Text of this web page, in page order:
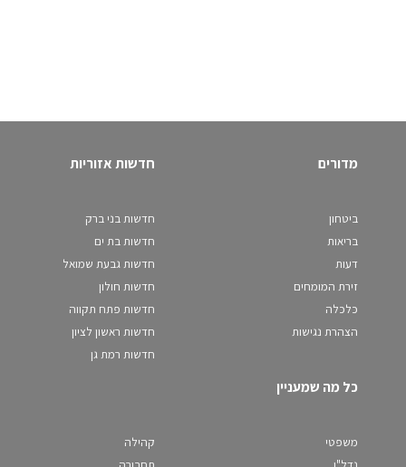
מדורים
ביטחון
בריאות
דעות
זירת המומחים
כלכלה
הצהרת נגישות
חדשות אזוריות
חדשות בני ברק
חדשות בת ים
חדשות גבעת שמואל
חדשות חולון
חדשות פתח תקווה
חדשות ראשון לציון
חדשות רמת גן
כל מה שמעניין
משפטי
קהילה